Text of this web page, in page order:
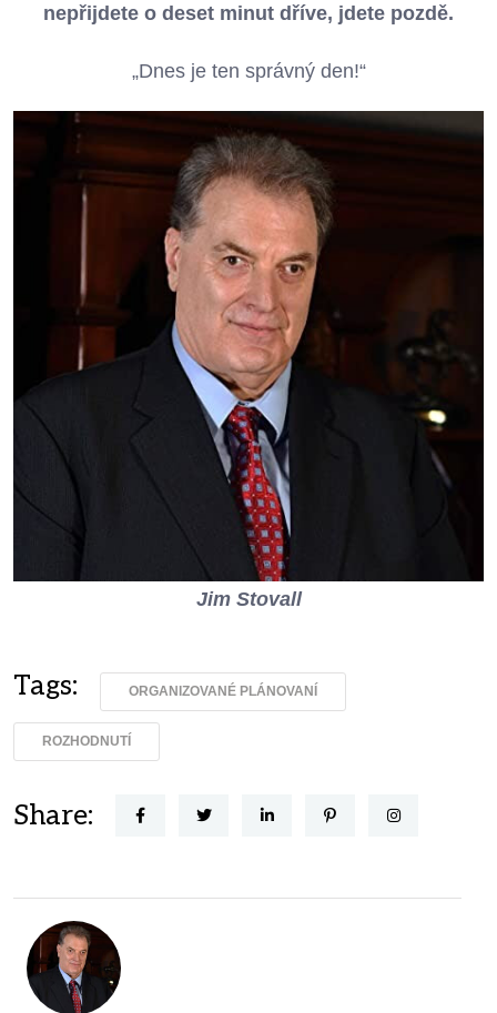
nepřijdete o deset minut dříve, jdete pozdě.
„Dnes je ten správný den!“
Jim Stovall
Tags: ORGANIZOVANÉ PLÁNOVANÍ
ROZHODNUTÍ
Share: